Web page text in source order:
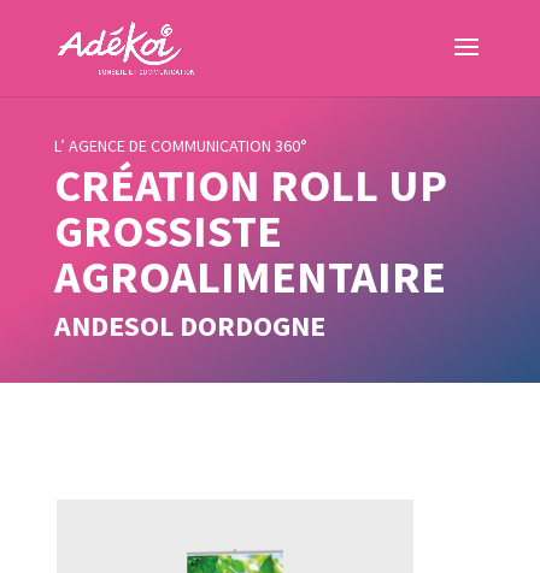
L’ AGENCE DE COMMUNICATION 360°
CRÉATION ROLL UP
GROSSISTE
AGROALIMENTAIRE
ANDESOL DORDOGNE